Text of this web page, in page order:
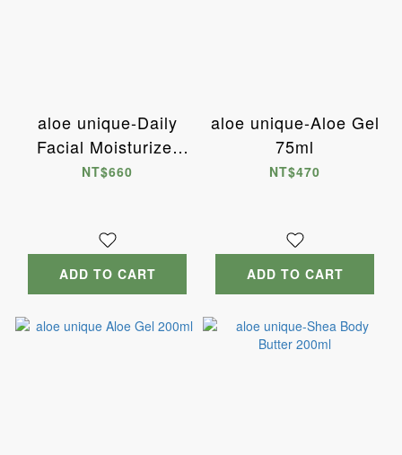
aloe unique-Daily
Facial Moisturizer
100ml
NT$660
ADD TO CART
aloe unique-Aloe Gel
75ml
NT$470
ADD TO CART